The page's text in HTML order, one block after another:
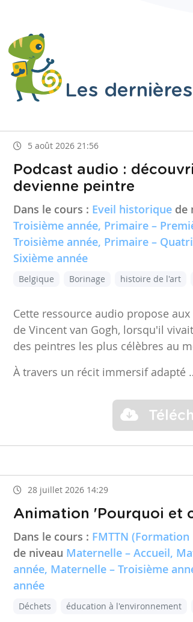
Les
5 août 2026 21:56
Podcast audio :
devienne peintre
Dans le cours : Eveil historique de
Troisième année, Primaire –
Troisième année, Primaire –
Sixième année
Belgique Borinage histoire de l'art
Cette ressource audio propose
de Vincent van Gogh, lorsqu'il
des peintres les plus célèbres au
À travers un récit immersif adapté
28 juillet 2026 14:29
Animation 'Pourquoi et
Dans le cours : FMTTN
de niveau Maternelle – Accueil,
année, Maternelle – Troisième
année
Déchets éducation à l'environnement